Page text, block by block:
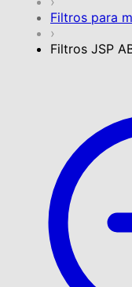
Filtros para
›
Filtros JSP